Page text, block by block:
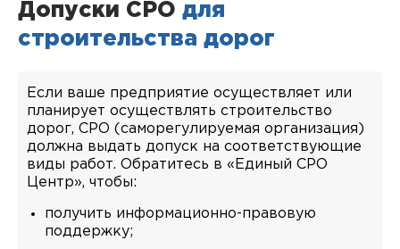
Допуски СРО для
строительства дорог
Если ваше предприятие осуществляет или
планирует осуществлять строительство
дорог, СРО (саморегулируемая организация)
должна выдать допуск на соответствующие
виды работ. Обратитесь в «Единый СРО
Центр», чтобы:
получить информационно-правовую
поддержку;